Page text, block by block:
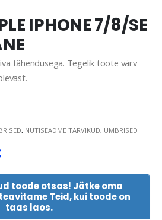
IPHONE 7/8/SE
tähendusega. Tegelik toote värv
, NUTISEADME TARVIKUD, ÜMBRISED
toode otsas! Jätke oma
Teid, kui toode on
taas laos.